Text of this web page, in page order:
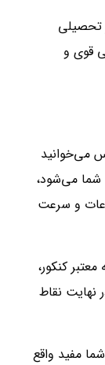
تحصیلی
قوی و
می‌خوانید
می‌شود،
و سرعت
کنکور،
نهایت نقاط
مفید واقع